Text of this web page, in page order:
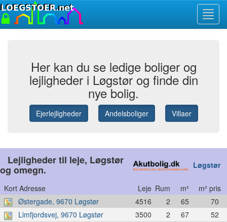
Her kan du se ledige boliger og
lejligheder i Løgstør og finde din
nye bolig.
Ejerlejligheder Andelsboliger Villaer
Lejligheder til leje, Løgstør
og omegn. Løgstør
Kort Adresse Leje Rum m²
m² pris
Østergade, 9670 Løgstør
4516 2 65
70
Limfjordsvej, 9670 Løgstør
3500 2 67
52